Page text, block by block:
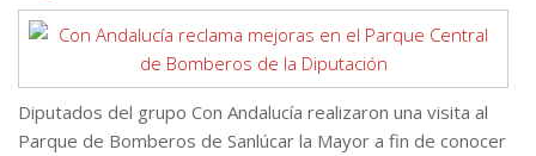
Diputados del grupo Con Andalucía realizaron una visita al
Parque de Bomberos de Sanlúcar la Mayor a fin de conocer